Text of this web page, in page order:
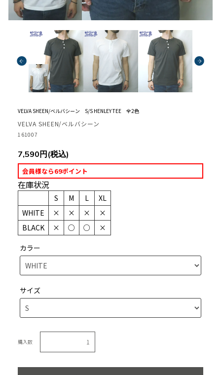
VELVA SHEEN/ベルバシーン S/S HENLEY TEE 全2色
VELVA SHEEN/ベルバシーン
161007
7,590円(税込)
会員様なら69ポイント
在庫状況
S M L
XL
WHITE
× × ×
×
BLACK
× ○ ○ ×
カラー
サイズ
購入数